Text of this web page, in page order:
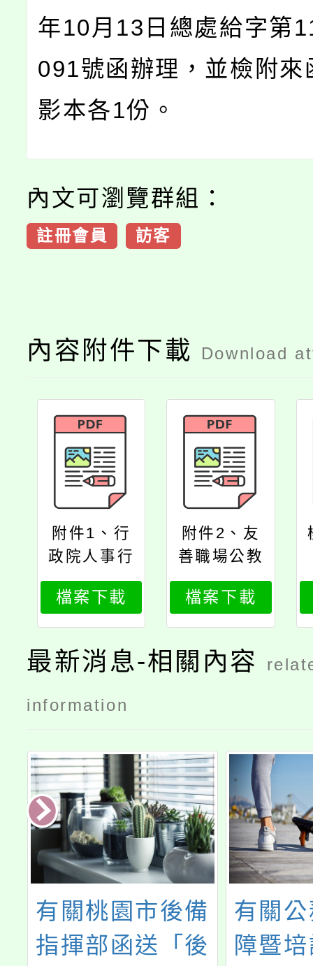
年10月13日總處給字第
091號函辦理，並檢附來
影本各1份。
內文可瀏覽群組：
註冊會員 訪客
內容附件下載 Download
附件1、行
政院人事行
政總處函
檔案下載
附件2、友
善職場公教
員工福利服
務措施推動
方案
檔案下載
最新消息-相關內容
information
有關桃園市後備
指揮部函送「後
有關
障暨